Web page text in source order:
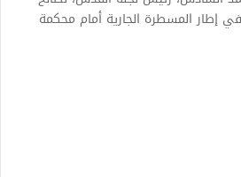
إطار المسطرة الجارية أمام محكمة